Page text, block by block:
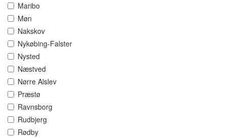
Maribo
Møn
Nakskov
Nykøbing-Falster
Nysted
Næstved
Nørre Alslev
Præstø
Ravnsborg
Rudbjerg
Rødby